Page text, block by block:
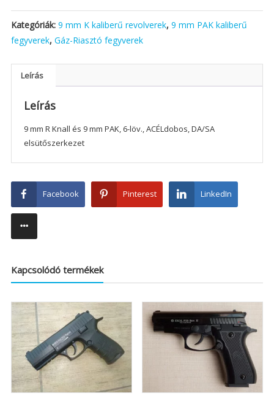
Kategóriák: 9 mm K kaliberű revolverek, 9 mm PAK kaliberű
fegyverek, Gáz-Riasztó fegyverek
Leírás
Leírás
9 mm R Knall és 9 mm PAK, 6-löv., ACÉLdobos, DA/SA
elsütőszerkezet
Facebook Pinterest LinkedIn
Kapcsolódó termékek